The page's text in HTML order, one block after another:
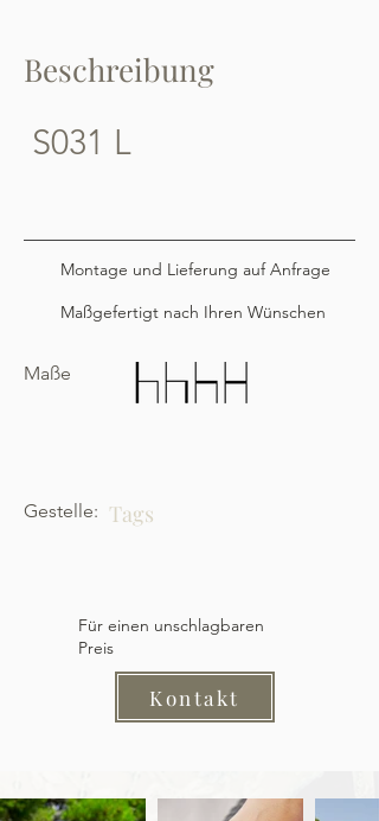
Beschreibung
S031 L
Montage und Lieferung auf Anfrage
Maßgefertigt nach Ihren Wünschen
Maße
Gestelle: Tags
Für einen unschlagbaren
Preis
Kontakt